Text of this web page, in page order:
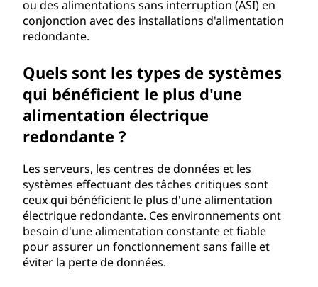
ou des alimentations sans interruption (ASI) en
conjonction avec des installations d'alimentation
redondante.
Quels sont les types de systèmes
qui bénéficient le plus d'une
alimentation électrique
redondante ?
Les serveurs, les centres de données et les
systèmes effectuant des tâches critiques sont
ceux qui bénéficient le plus d'une alimentation
électrique redondante. Ces environnements ont
besoin d'une alimentation constante et fiable
pour assurer un fonctionnement sans faille et
éviter la perte de données.